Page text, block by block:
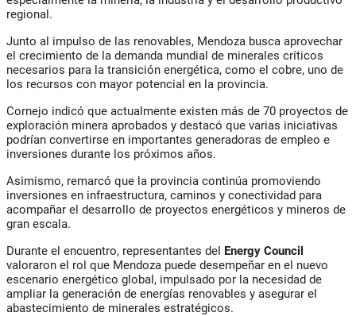
regional.
Junto al impulso de las renovables, Mendoza busca aprovechar
el crecimiento de la demanda mundial de minerales críticos
necesarios para la transición energética, como el cobre, uno de
los recursos con mayor potencial en la provincia.
Cornejo indicó que actualmente existen más de 70 proyectos de
exploración minera aprobados y destacó que varias iniciativas
podrían convertirse en importantes generadoras de empleo e
inversiones durante los próximos años.
Asimismo, remarcó que la provincia continúa promoviendo
inversiones en infraestructura, caminos y conectividad para
acompañar el desarrollo de proyectos energéticos y mineros de
gran escala.
Durante el encuentro, representantes del Energy Council
valoraron el rol que Mendoza puede desempeñar en el nuevo
escenario energético global, impulsado por la necesidad de
ampliar la generación de energías renovables y asegurar el
abastecimiento de minerales estratégicos.